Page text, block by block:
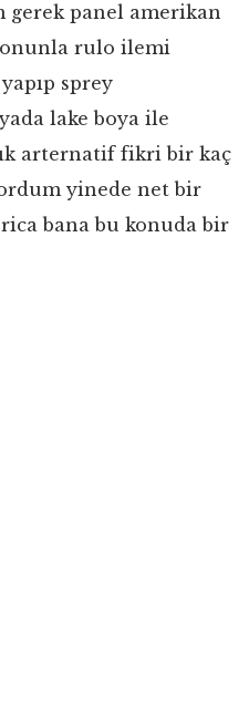
gerek panel amerikan
onunla rulo ilemi
sprey
lake boya ile
arternatif fikri bir kaç
yinede net bir
bana bu konuda bir